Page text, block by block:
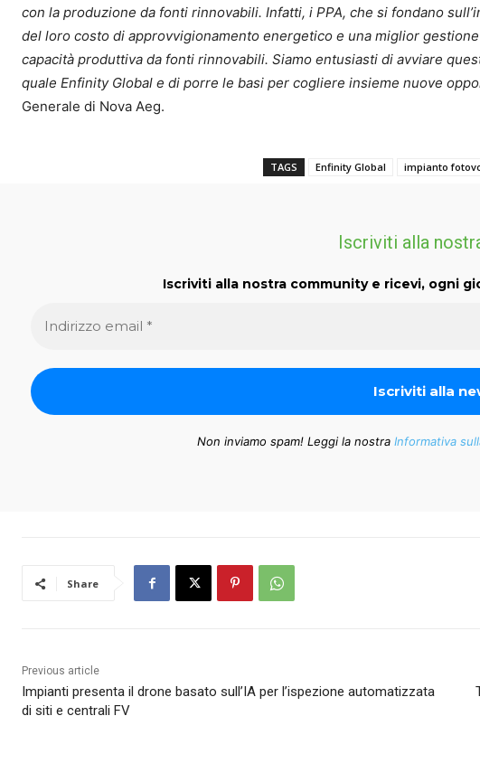
con la produzione da fonti rinnovabili. Infatti, i PPA, che si fondano
del loro costo di approvvigionamento energetico e una miglior
capacità produttiva da fonti rinnovabili. Siamo entusiasti di avviare
quale Enfinity Global e di porre le basi per cogliere insieme nuove
Generale di Nova Aeg.
TAGS Enfinity Global impianto
Iscriviti alla
Iscriviti alla nostra community e ricevi, ogni
Non inviamo spam! Leggi la nostra Informativa
Share
Previous article
Impianti presenta il drone basato sull’IA per l’ispezione automatizzata
di siti e centrali FV